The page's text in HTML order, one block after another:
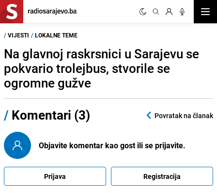
/ VIJESTI / LOKALNE TEME
Na glavnoj raskrsnici u Sarajevu se
pokvario trolejbus, stvorile se
ogromne gužve
/ Komentari (3) Povratak na članak
Objavite komentar kao gost ili se prijavite.
Prijava Registracija